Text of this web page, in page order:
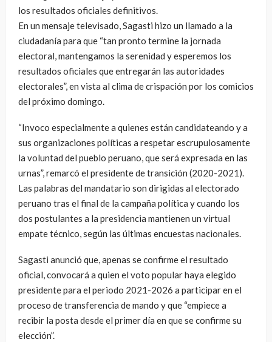
los resultados oficiales definitivos.
En un mensaje televisado, Sagasti hizo un llamado a la
ciudadanía para que “tan pronto termine la jornada
electoral, mantengamos la serenidad y esperemos los
resultados oficiales que entregarán las autoridades
electorales”, en vista al clima de crispación por los comicios
del próximo domingo.
“Invoco especialmente a quienes están candidateando y a
sus organizaciones políticas a respetar escrupulosamente
la voluntad del pueblo peruano, que será expresada en las
urnas”, remarcó el presidente de transición (2020-2021).
Las palabras del mandatario son dirigidas al electorado
peruano tras el final de la campaña política y cuando los
dos postulantes a la presidencia mantienen un virtual
empate técnico, según las últimas encuestas nacionales.
Sagasti anunció que, apenas se confirme el resultado
oficial, convocará a quien el voto popular haya elegido
presidente para el periodo 2021-2026 a participar en el
proceso de transferencia de mando y que “empiece a
recibir la posta desde el primer día en que se confirme su
elección”.